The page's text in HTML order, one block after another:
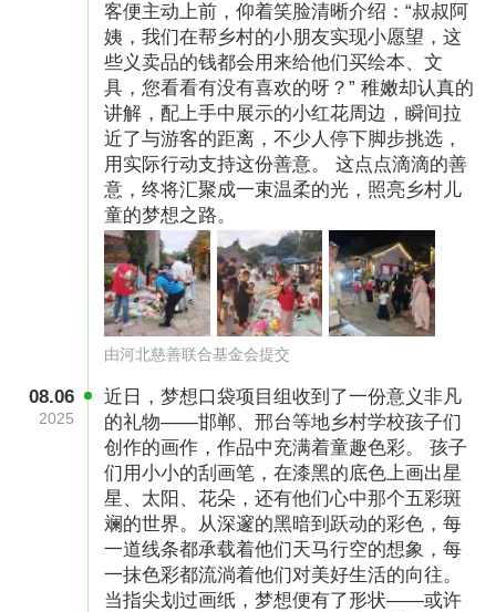
（图片已授权）
“梦想传声机”，通过讲故事的形式，像父母一样
陪伴孩子度过睡前时光。梦想传声机中收录了方
琼等知名主持人录制的励志故事及学校义务教育
教材中的经典课文，更有老师定期为孩子们更换
新内容，让孩子们在聆听中拓宽视野，学习普通
话。我们期望通过这温暖而富有智慧的声音，为
孩子们在临睡前播撒知识的种子，让他们在梦中
汲取成长的力量。
客便主动上前，仰着笑脸清晰介绍：“叔叔阿
姨，我们在帮乡村的小朋友实现小愿望，这
些义卖品的钱都会用来给他们买绘本、文
具，您看看有没有喜欢的呀？” 稚嫩却认真的
讲解，配上手中展示的小红花周边，瞬间拉
近了与游客的距离，不少人停下脚步挑选，
用实际行动支持这份善意。 这点点滴滴的善
意，终将汇聚成一束温柔的光，照亮乡村儿
童的梦想之路。
由河北慈善联合基金会提交
08.06
2025
近日，梦想口袋项目组收到了一份意义非凡
的礼物——邯郸、邢台等地乡村学校孩子们
创作的画作，作品中充满着童趣色彩。 孩子
们用小小的刮画笔，在漆黑的底色上画出星
星、太阳、花朵，还有他们心中那个五彩斑
斓的世界。从深邃的黑暗到跃动的彩色，每
一道线条都承载着他们天马行空的想象，每
一抹色彩都流淌着他们对美好生活的向往。
当指尖划过画纸，梦想便有了形状——或许